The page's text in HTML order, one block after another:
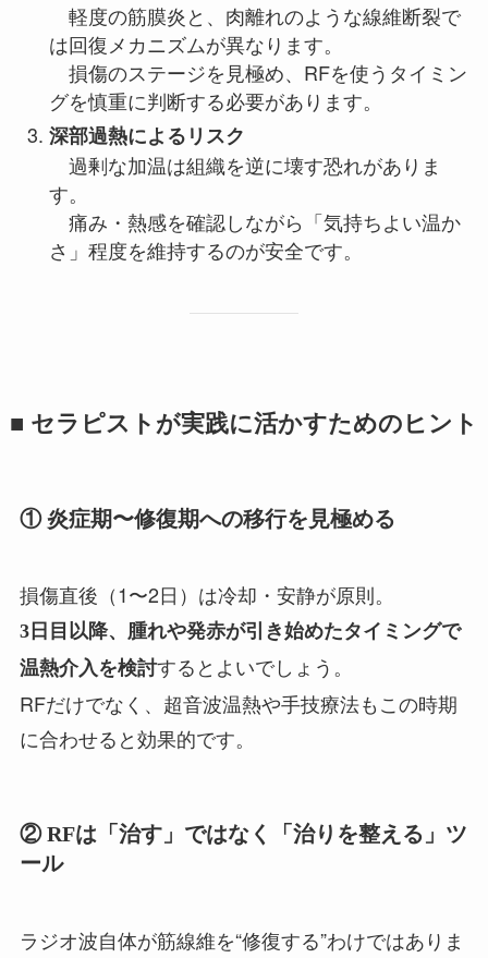
軽度の筋膜炎と、肉離れのような線維断裂で
は回復メカニズムが異なります。
損傷のステージを見極め、RFを使うタイミン
グを慎重に判断する必要があります。
深部過熱によるリスク
過剰な加温は組織を逆に壊す恐れがありま
す。
痛み・熱感を確認しながら「気持ちよい温か
さ」程度を維持するのが安全です。
■ セラピストが実践に活かすためのヒント
① 炎症期〜修復期への移行を見極める
損傷直後（1〜2日）は冷却・安静が原則。
3日目以降、腫れや発赤が引き始めたタイミングで
温熱介入を検討するとよいでしょう。
RFだけでなく、超音波温熱や手技療法もこの時期
に合わせると効果的です。
② RFは「治す」ではなく「治りを整える」ツ
ール
ラジオ波自体が筋線維を“修復する”わけではありま